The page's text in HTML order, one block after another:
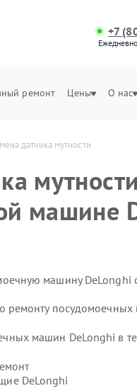
+7
ремонт Цены О нас
датчика мутности
машине
машину DeLonghi
ремонту
машин DeLonghi в
DeLonghi